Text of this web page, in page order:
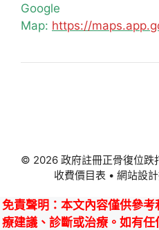
Google
Map: https://
© 2026 政府註冊正骨復位跌
收費價目表 • 網站設
免責聲明 ：本文內容僅供參
療建議、診斷或治療。如有